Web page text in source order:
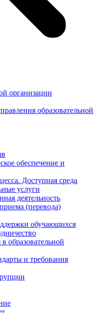
организации
образовательной
обеспечение и
Доступная среда
услуги
деятельность
(перевода)
обучающихся
образовательной
и требования